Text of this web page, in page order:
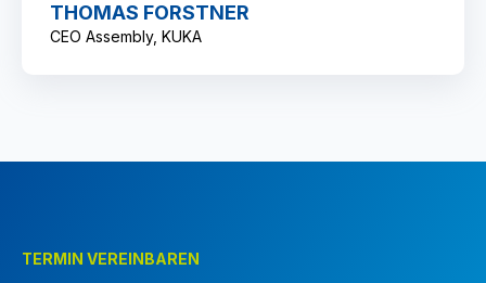
THOMAS FORSTNER
CEO Assembly, KUKA
TERMIN VEREINBAREN